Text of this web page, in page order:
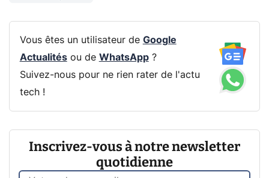
Vous êtes un utilisateur de Google
Actualitésou de WhatsApp?
Suivez-nous pour ne rien rater de l'actu
tech !
Inscrivez-vous à notre newsletter
quotidienne